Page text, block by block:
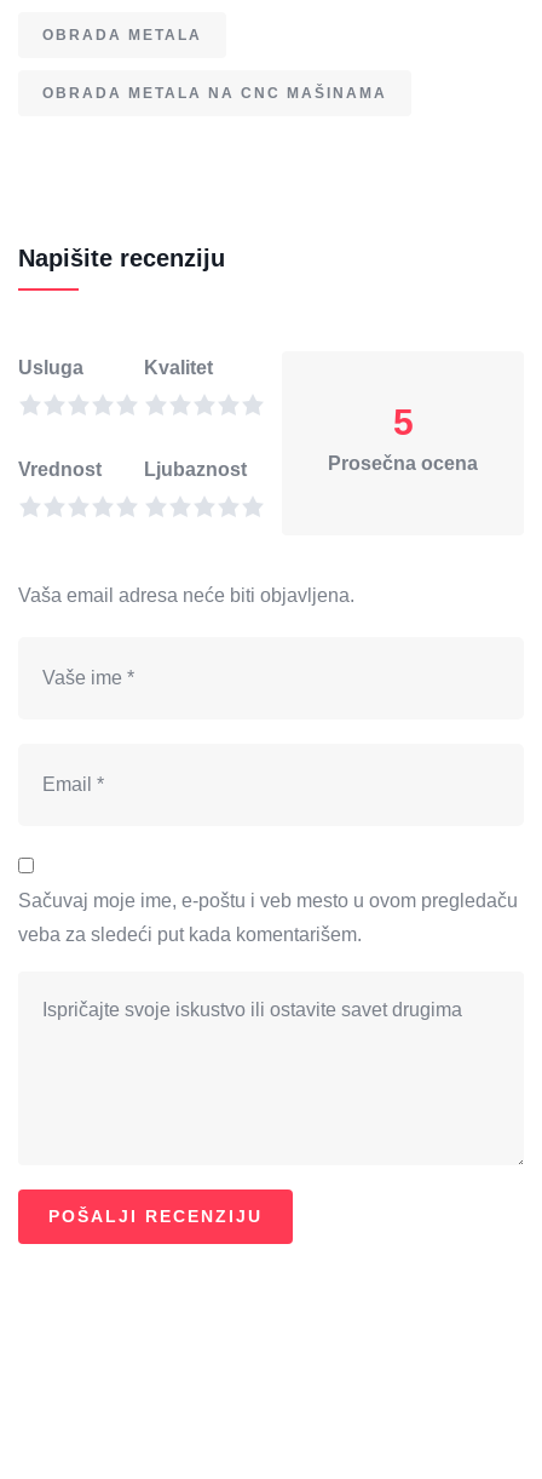
OBRADA METALA
OBRADA METALA NA CNC MAŠINAMA
Napišite recenziju
Usluga Kvalitet
Vrednost Ljubaznost
5
Prosečna ocena
Vaša email adresa neće biti objavljena.
Sačuvaj moje ime, e-poštu i veb mesto u ovom pregledaču
veba za sledeći put kada komentarišem.